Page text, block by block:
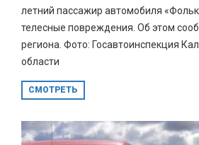
летний пассажир автомобиля
телесные повреждения. Об этом
региона. Фото: Госавтоинспекция
области
СМОТРЕТЬ